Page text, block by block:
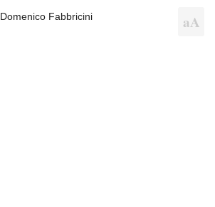
Domenico Fabbricini